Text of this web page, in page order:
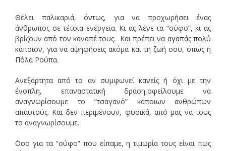
Θέλει παλικαριά, όντως, για να προχωρήσει ένας
άνθρωπος σε τέτοια ενέργεια. Κι ας λένε τα “ούφο”, κι ας
βρίζουν από τον καναπέ τους. Και πρέπει να αγαπάς πολύ
κάποιον, για να αψηφήσεις ακόμα και τη ζωή σου, όπως η
Πόλα Ρούπα.
Ανεξάρτητα από το αν συμφωνεί κανείς ή όχι με την
ένοπλη, επαναστατική δράση,οφείλουμε να
αναγνωρίσουμε το “τσαγανό” κάποιων ανθρώπων
απ΄αυτούς. Και δεν περιμένουν, φυσικά, από μας να τους
το αναγνωρίσουμε.
΄Οσο για τα “ούφο” που είπαμε, η τιμωρία τους είναι πως